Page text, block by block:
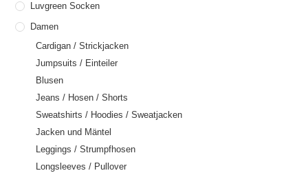
Luvgreen Socken
Damen
Cardigan / Strickjacken
Jumpsuits / Einteiler
Blusen
Jeans / Hosen / Shorts
Sweatshirts / Hoodies / Sweatjacken
Jacken und Mäntel
Leggings / Strumpfhosen
Longsleeves / Pullover